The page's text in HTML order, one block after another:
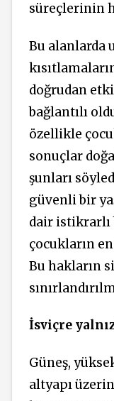
süreçlerinin
Bu alanlarda
doğrudan
bağlantılı
özellikle
sonuçlar
şunları
güvenli bir
dair
çocukların
Bu hakların
İsviçre
Güneş,
altyapı